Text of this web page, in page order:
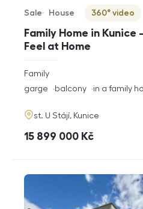
Family Home in Kunice
Feel at Home
Offer type
Sale
Property type
House
Virtuální prohlídka
360° video
rozměry
disposition
Family
funkce
garge balcony in a family
adresa
st. U Stájí, Kunice
cena
15 899 000 Kč